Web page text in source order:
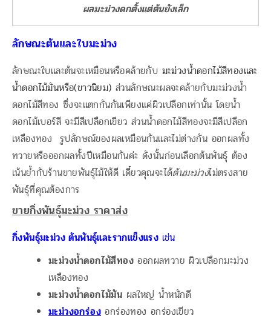
ผลมะม่วงดกตั้งแต่ต้นยังเล็ก
ลักษณะต้นและใบมะม่วง
ลักษณะใบและต้นจะเหมือนหรือคล้ายกับ มะม่วงน้ำดอกไม้สีทองและ
น้ำดอกไม้มันหรือ(ขาวนิยม) ส่วนลักษณะผลจะคล้ายกับมะม่วงน้ำ
ดอกไม้สีทอง ซึ่งจะแตกกันกันเพียงแค่ผิวเปลือกเท่านั้น โดยน้ำ
ดอกไม้เบอร์สี จะมีสีเปลือกเขียว ส่วนน้ำดอกไม้สีทองจะมีสีเปลือก
เหลืองทอง รูปลักษณ์ของผลเหมือนกันและไม่ต่างกัน ออกผลทั้ง
ทวายหรือออกผลทั้งปีเหมือนกันค่ะ ดังนั้นก่อนเลือกต้นพันธุ์ ต้อง
เน้นย้ำกับร้านขายพันธุ์ไม้ให้ดี เดี๋ยวคุณจะได้ต้นมะม่วงไม่ตรงสาย
พันธุ์ที่คุณต้องการ
ขายกิ่งพันธุ์มะม่วง ราคาส่ง
กิ่งพันธุ์มะม่วง ต้นพันธุ์และรากแข็งแรง เช่น
มะม่วงน้ำดอกไม้สีทอง ออกผลทวาย ผิวเปลือกมะม่วง
เหลืองทอง
มะม่วงน้ำดอกไม้มัน ผลใหญ่ น้ำหนักดี
มะม่วงอกร่อง อกร่องทอง อกร่องเขียว